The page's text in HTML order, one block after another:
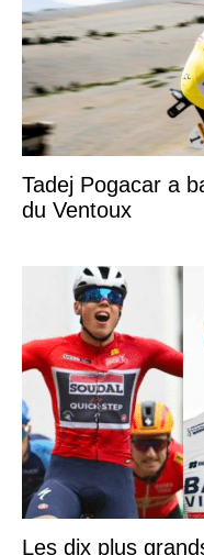
Tadej Pogacar a
du Ventoux
Les dix plus